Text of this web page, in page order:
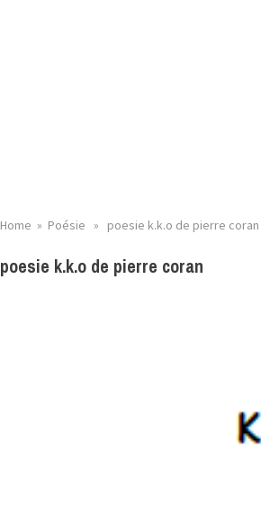
Home » Poésie » poesie k.k.o de pierre coran
poesie k.k.o de pierre coran